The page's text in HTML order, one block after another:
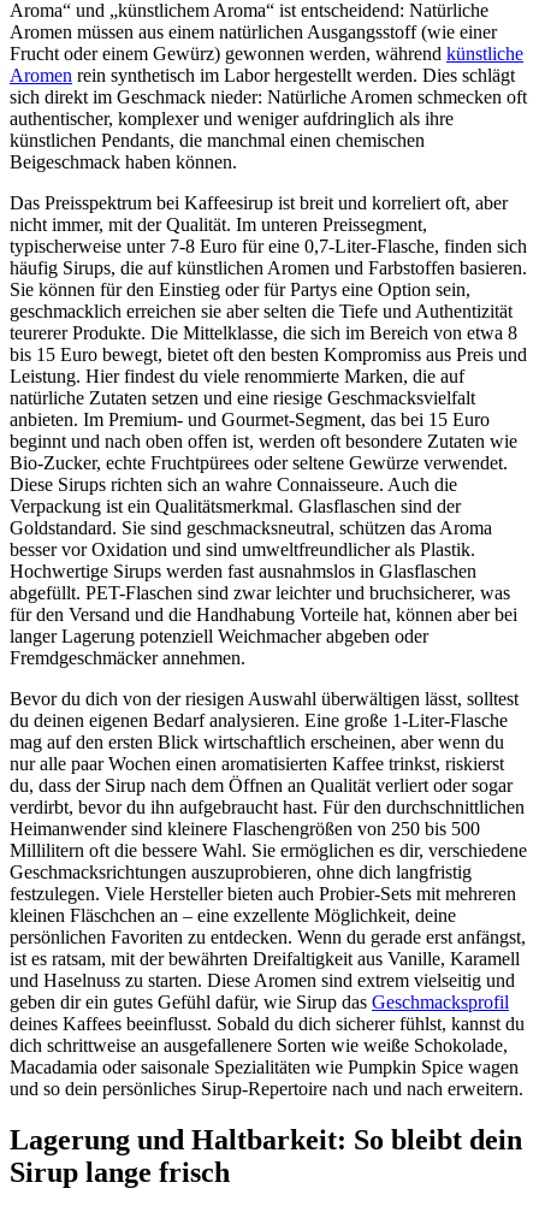
Aroma“ und „künstlichem Aroma“ ist entscheidend: Natürliche
Aromen müssen aus einem natürlichen Ausgangsstoff (wie einer
Frucht oder einem Gewürz) gewonnen werden, während künstliche
Aromen rein synthetisch im Labor hergestellt werden. Dies schlägt
sich direkt im Geschmack nieder: Natürliche Aromen schmecken oft
authentischer, komplexer und weniger aufdringlich als ihre
künstlichen Pendants, die manchmal einen chemischen
Beigeschmack haben können.
Das Preisspektrum bei Kaffeesirup ist breit und korreliert oft, aber
nicht immer, mit der Qualität. Im unteren Preissegment,
typischerweise unter 7-8 Euro für eine 0,7-Liter-Flasche, finden sich
häufig Sirups, die auf künstlichen Aromen und Farbstoffen basieren.
Sie können für den Einstieg oder für Partys eine Option sein,
geschmacklich erreichen sie aber selten die Tiefe und Authentizität
teurerer Produkte. Die Mittelklasse, die sich im Bereich von etwa 8
bis 15 Euro bewegt, bietet oft den besten Kompromiss aus Preis und
Leistung. Hier findest du viele renommierte Marken, die auf
natürliche Zutaten setzen und eine riesige Geschmacksvielfalt
anbieten. Im Premium- und Gourmet-Segment, das bei 15 Euro
beginnt und nach oben offen ist, werden oft besondere Zutaten wie
Bio-Zucker, echte Fruchtpürees oder seltene Gewürze verwendet.
Diese Sirups richten sich an wahre Connaisseure. Auch die
Verpackung ist ein Qualitätsmerkmal. Glasflaschen sind der
Goldstandard. Sie sind geschmacksneutral, schützen das Aroma
besser vor Oxidation und sind umweltfreundlicher als Plastik.
Hochwertige Sirups werden fast ausnahmslos in Glasflaschen
abgefüllt. PET-Flaschen sind zwar leichter und bruchsicherer, was
für den Versand und die Handhabung Vorteile hat, können aber bei
langer Lagerung potenziell Weichmacher abgeben oder
Fremdgeschmäcker annehmen.
Bevor du dich von der riesigen Auswahl überwältigen lässt, solltest
du deinen eigenen Bedarf analysieren. Eine große 1-Liter-Flasche
mag auf den ersten Blick wirtschaftlich erscheinen, aber wenn du
nur alle paar Wochen einen aromatisierten Kaffee trinkst, riskierst
du, dass der Sirup nach dem Öffnen an Qualität verliert oder sogar
verdirbt, bevor du ihn aufgebraucht hast. Für den durchschnittlichen
Heimanwender sind kleinere Flaschengrößen von 250 bis 500
Millilitern oft die bessere Wahl. Sie ermöglichen es dir, verschiedene
Geschmacksrichtungen auszuprobieren, ohne dich langfristig
festzulegen. Viele Hersteller bieten auch Probier-Sets mit mehreren
kleinen Fläschchen an – eine exzellente Möglichkeit, deine
persönlichen Favoriten zu entdecken. Wenn du gerade erst anfängst,
ist es ratsam, mit der bewährten Dreifaltigkeit aus Vanille, Karamell
und Haselnuss zu starten. Diese Aromen sind extrem vielseitig und
geben dir ein gutes Gefühl dafür, wie Sirup das Geschmacksprofil
deines Kaffees beeinflusst. Sobald du dich sicherer fühlst, kannst du
dich schrittweise an ausgefallenere Sorten wie weiße Schokolade,
Macadamia oder saisonale Spezialitäten wie Pumpkin Spice wagen
und so dein persönliches Sirup-Repertoire nach und nach erweitern.
Lagerung und Haltbarkeit: So bleibt dein
Sirup lange frisch